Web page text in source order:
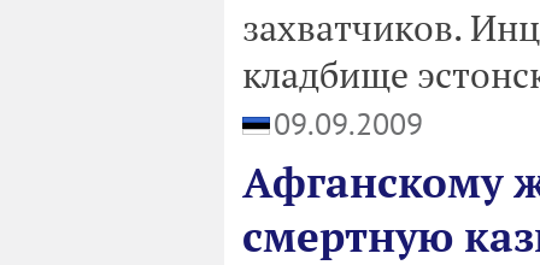
захватчиков.
кладбище
09.09.2009
Афганскому
смертную